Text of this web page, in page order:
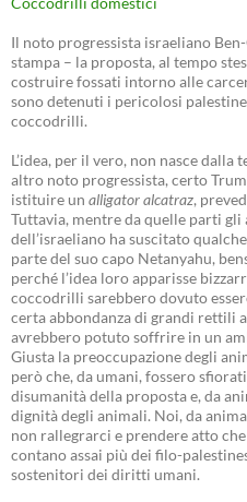
Il noto progressista israeliano
stampa – la proposta, al tempo
costruire fossati intorno alle
sono detenuti i pericolosi
coccodrilli.
L’idea, per il vero, non nasce
altro noto progressista, certo
istituire un alligator alcatraz,
Tuttavia, mentre da quelle parti
dell’israeliano ha suscitato
parte del suo capo Netanyahu,
perché l’idea loro apparisse
coccodrilli sarebbero dovuto
certa abbondanza di grandi rettili
avrebbero potuto soffrire in un
Giusta la preoccupazione degli
però che, da umani, fossero
disumanità della proposta e, da
dignità degli animali. Noi, da
non rallegrarci e prendere atto
contano assai più dei filo-
sostenitori dei diritti umani.